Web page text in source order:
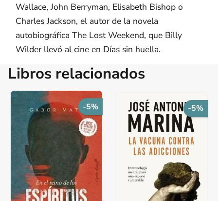
Wallace, John Berryman, Elisabeth Bishop o
Charles Jackson, el autor de la novela
autobiográfica The Lost Weekend, que Billy
Wilder llevó al cine en Días sin huella.
Libros relacionados
-5% -5%